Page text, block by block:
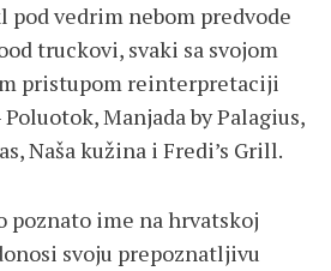
vedrim nebom predvode
truckovi, svaki sa svojom
pristupom reinterpretaciji
Manjada by Palagius,
Naša kužina i Fredi’s Grill.
poznato ime na hrvatskoj
svoju prepoznatljivu